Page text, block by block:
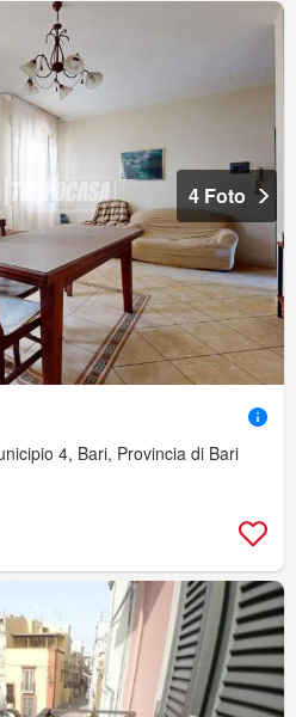
4 Foto
4, Bari, Provincia di Bari